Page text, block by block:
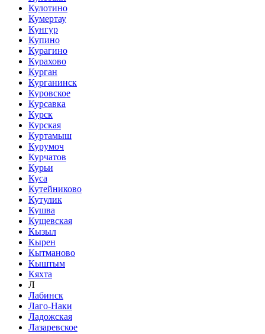
Кулотино
Кумертау
Кунгур
Купино
Курагино
Курахово
Курган
Курганинск
Куровское
Курсавка
Курск
Курская
Куртамыш
Курумоч
Курчатов
Курьи
Куса
Кутейниково
Кутулик
Кушва
Кущевская
Кызыл
Кырен
Кытманово
Кыштым
Кяхта
Л
Лабинск
Лаго-Наки
Ладожская
Лазаревское